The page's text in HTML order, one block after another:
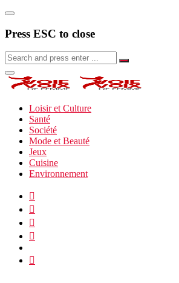
Press ESC to close
Loisir et Culture
Santé
Société
Mode et Beauté
Jeux
Cuisine
Environnement